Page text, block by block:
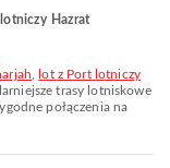
Hazrat
lot z Port lotniczy
trasy lotniskowe
połączenia na